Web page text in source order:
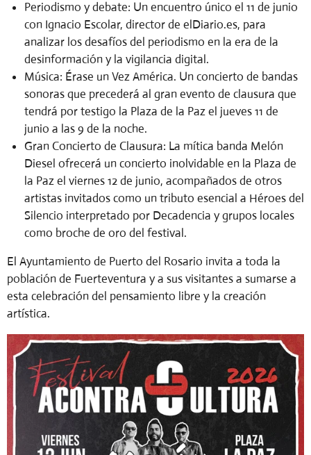
Periodismo y debate: Un encuentro único el 11 de junio
con Ignacio Escolar, director de elDiario.es, para
analizar los desafíos del periodismo en la era de la
desinformación y la vigilancia digital.
Música: Érase un Vez América. Un concierto de bandas
sonoras que precederá al gran evento de clausura que
tendrá por testigo la Plaza de la Paz el jueves 11 de
junio a las 9 de la noche.
Gran Concierto de Clausura: La mítica banda Melón
Diesel ofrecerá un concierto inolvidable en la Plaza de
la Paz el viernes 12 de junio, acompañados de otros
artistas invitados como un tributo esencial a Héroes del
Silencio interpretado por Decadencia y grupos locales
como broche de oro del festival.
El Ayuntamiento de Puerto del Rosario invita a toda la
población de Fuerteventura y a sus visitantes a sumarse a
esta celebración del pensamiento libre y la creación
artística.